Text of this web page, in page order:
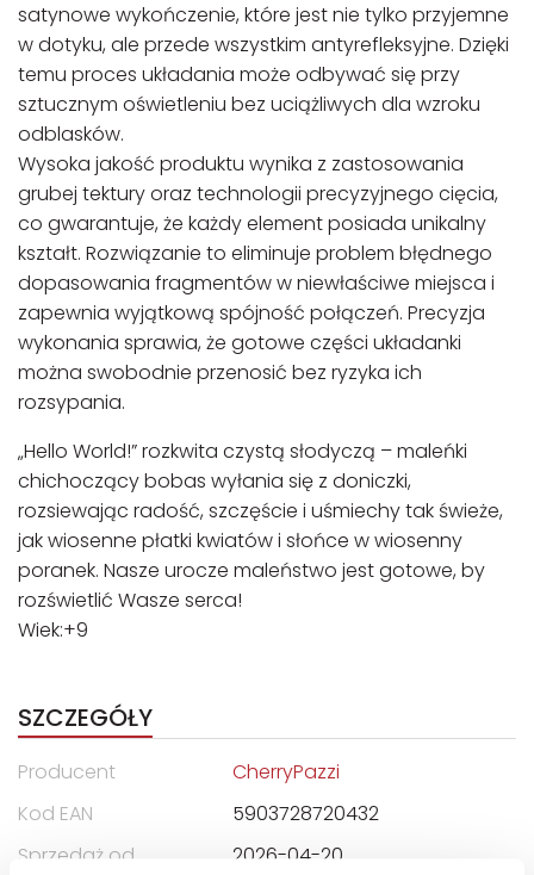
satynowe wykończenie, które jest nie tylko przyjemne
w dotyku, ale przede wszystkim antyrefleksyjne. Dzięki
temu proces układania może odbywać się przy
sztucznym oświetleniu bez uciążliwych dla wzroku
odblasków.
Wysoka jakość produktu wynika z zastosowania
grubej tektury oraz technologii precyzyjnego cięcia,
co gwarantuje, że każdy element posiada unikalny
kształt. Rozwiązanie to eliminuje problem błędnego
dopasowania fragmentów w niewłaściwe miejsca i
zapewnia wyjątkową spójność połączeń. Precyzja
wykonania sprawia, że gotowe części układanki
można swobodnie przenosić bez ryzyka ich
rozsypania.
„Hello World!” rozkwita czystą słodyczą – maleńki
chichoczący bobas wyłania się z doniczki,
rozsiewając radość, szczęście i uśmiechy tak świeże,
jak wiosenne płatki kwiatów i słońce w wiosenny
poranek. Nasze urocze maleństwo jest gotowe, by
rozświetlić Wasze serca!
Wiek:+9
SZCZEGÓŁY
Producent
CherryPazzi
Kod EAN
5903728720432
Sprzedaż od
2026-04-20